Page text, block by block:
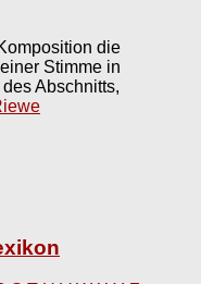
die
Stimme in
Abschnitts,